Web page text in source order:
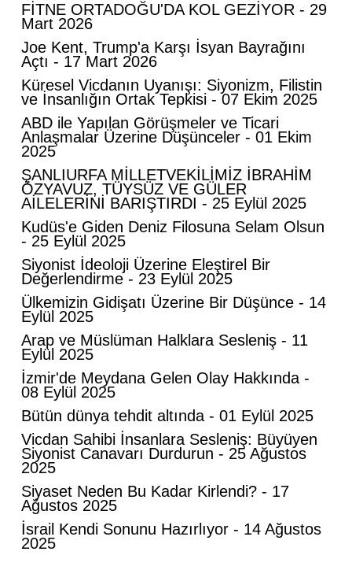
FİTNE ORTADOĞU'DA KOL GEZİYOR - 29
Mart 2026
​Joe Kent, Trump'a Karşı İsyan Bayrağını
Açtı - 17 Mart 2026
Küresel Vicdanın Uyanışı: Siyonizm, Filistin
ve İnsanlığın Ortak Tepkisi - 07 Ekim 2025
ABD ile Yapılan Görüşmeler ve Ticari
Anlaşmalar Üzerine Düşünceler - 01 Ekim
2025
ŞANLIURFA MİLLETVEKİLİMİZ İBRAHİM
ÖZYAVUZ, TÜYSÜZ VE GÜLER
AİLELERİNİ BARIŞTIRDI - 25 Eylül 2025
Kudüs'e Giden Deniz Filosuna Selam Olsun
- 25 Eylül 2025
Siyonist İdeoloji Üzerine Eleştirel Bir
Değerlendirme - 23 Eylül 2025
Ülkemizin Gidişatı Üzerine Bir Düşünce - 14
Eylül 2025
Arap ve Müslüman Halklara Sesleniş - 11
Eylül 2025
İzmir'de Meydana Gelen Olay Hakkında -
08 Eylül 2025
Bütün dünya tehdit altında - 01 Eylül 2025
Vicdan Sahibi İnsanlara Sesleniş: Büyüyen
Siyonist Canavarı Durdurun - 25 Ağustos
2025
Siyaset Neden Bu Kadar Kirlendi? - 17
Ağustos 2025
İsrail Kendi Sonunu Hazırlıyor - 14 Ağustos
2025
Mahmut Hanpolat
Adanmış bir hayat: Neşet Hoca
Abdurahman Deniz Uğurlu
Bazı İnsanların Değeri, Yokluklarında
Anlaşılır: Hacı Mustafa Demirkan
Ali Lale